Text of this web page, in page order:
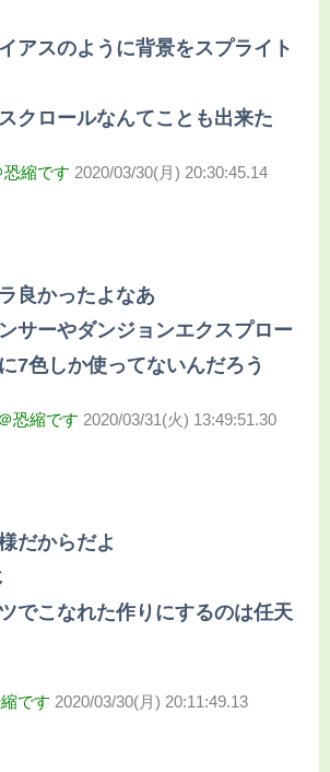
アスのように背景をスプライト
クロールなんてことも出来た
縮です 2020/03/30(月) 20:30:45.14
良かったよなあ
サーやダンジョンエクスプロー
7色しか使ってないんだろう
恐縮です 2020/03/31(火) 13:49:51.30
だからだよ
でこなれた作りにするのは任天
です 2020/03/30(月) 20:11:49.13